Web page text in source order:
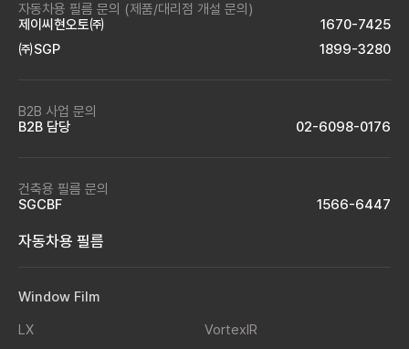
자동차용 필름 문의 (제품/대리점 개설 문의)
제이씨현오토㈜
1670-7425
㈜SGP
1899-3280
B2B 사업 문의
B2B 담당
02-6098-0176
건축용 필름 문의
SGCBF
1566-6447
자동차용 필름
Window Film
LX
VortexIR